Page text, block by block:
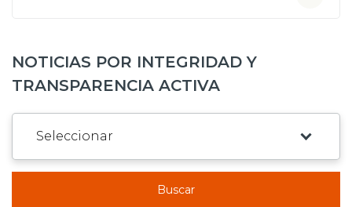
NOTICIAS POR INTEGRIDAD Y
TRANSPARENCIA ACTIVA
Buscar